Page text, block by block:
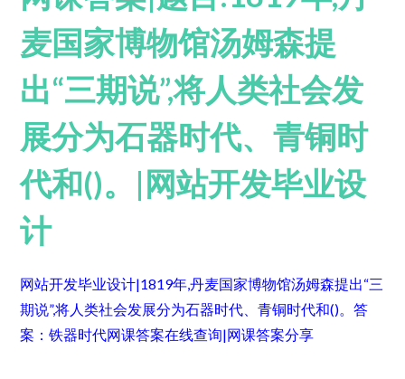
麦国家博物馆汤姆森提
出“三期说”,将人类社会发
展分为石器时代、青铜时
代和()。|网站开发毕业设
计
网站开发毕业设计|1819年,丹麦国家博物馆汤姆森提出“三
期说”,将人类社会发展分为石器时代、青铜时代和()。答
案：铁器时代网课答案在线查询|网课答案分享